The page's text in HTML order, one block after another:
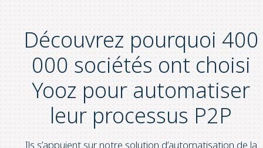
Découvrez pourquoi 400
000 sociétés ont choisi
Yooz pour automatiser
leur processus P2P
Ils s’appuient sur notre solution d’automatisation de la